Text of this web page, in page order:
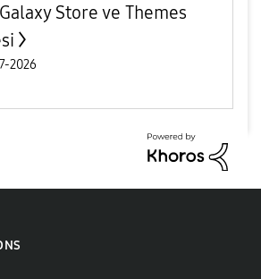
Store ve Themes
2026